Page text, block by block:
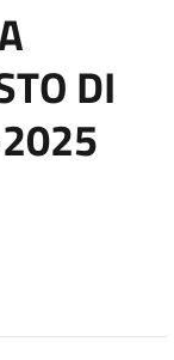
DI